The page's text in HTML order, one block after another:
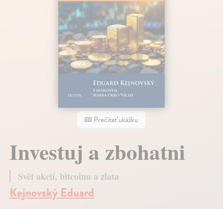
Prečítať ukážku
Investuj a zbohatni
Svět akcií, bitcoinu a zlata
Kejnovský Eduard